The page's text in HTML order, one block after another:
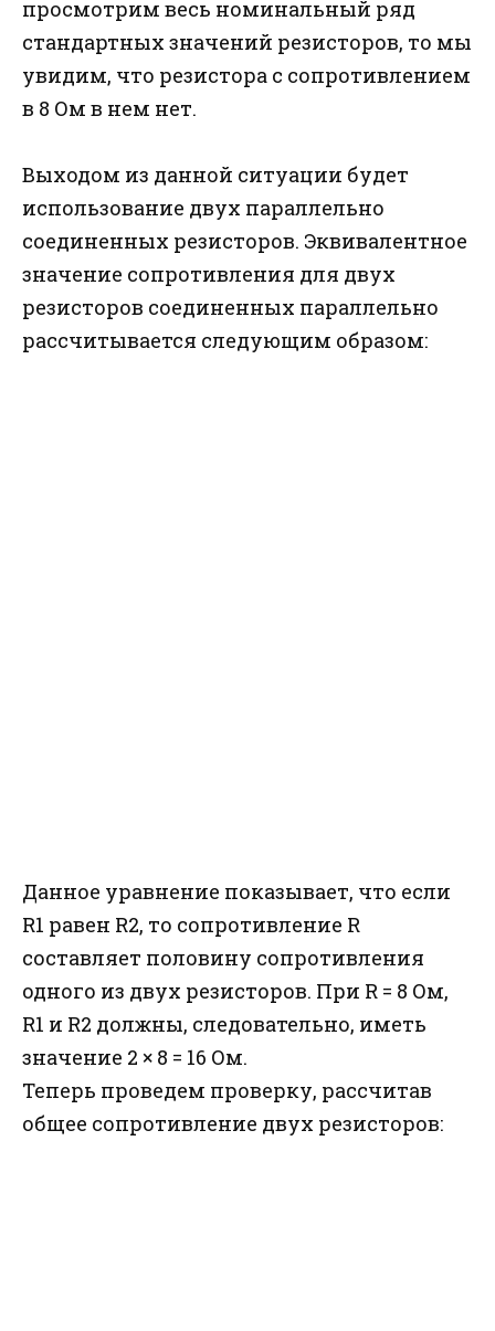
просмотрим весь номинальный ряд
стандартных значений резисторов, то мы
увидим, что резистора с сопротивлением
в 8 Ом в нем нет.
Выходом из данной ситуации будет
использование двух параллельно
соединенных резисторов. Эквивалентное
значение сопротивления для двух
резисторов соединенных параллельно
рассчитывается следующим образом:
Данное уравнение показывает, что если
R1 равен R2, то сопротивление R
составляет половину сопротивления
одного из двух резисторов. При R = 8 Ом,
R1 и R2 должны, следовательно, иметь
значение 2 × 8 = 16 Ом.
Теперь проведем проверку, рассчитав
общее сопротивление двух резисторов: